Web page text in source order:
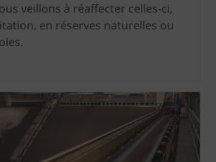
veillons à réaffecter celles-ci,
en réserves naturelles ou